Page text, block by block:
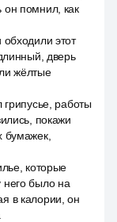
он помнил, как
этот
дверь
жёлтые
грипусье, работы
покажи
бумажек,
которые
него было на
в калории, он